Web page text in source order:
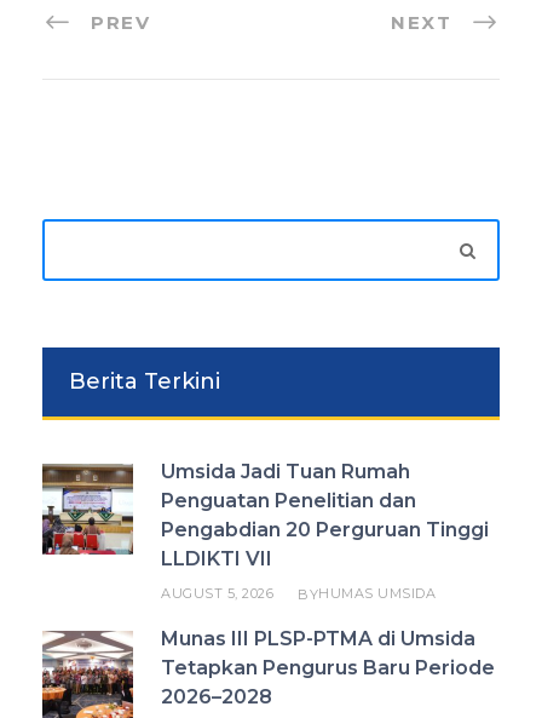
PREV NEXT
Berita Terkini
Umsida Jadi Tuan Rumah
Penguatan Penelitian dan
Pengabdian 20 Perguruan Tinggi
LLDIKTI VII
AUGUST 5, 2026 BYHUMAS UMSIDA
Munas III PLSP-PTMA di Umsida
Tetapkan Pengurus Baru Periode
2026–2028